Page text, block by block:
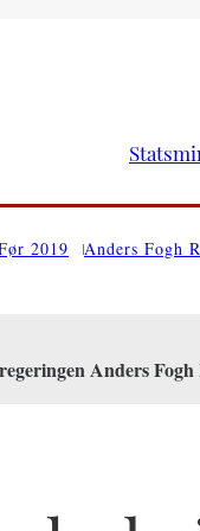
2019 Anders Fogh
Anders